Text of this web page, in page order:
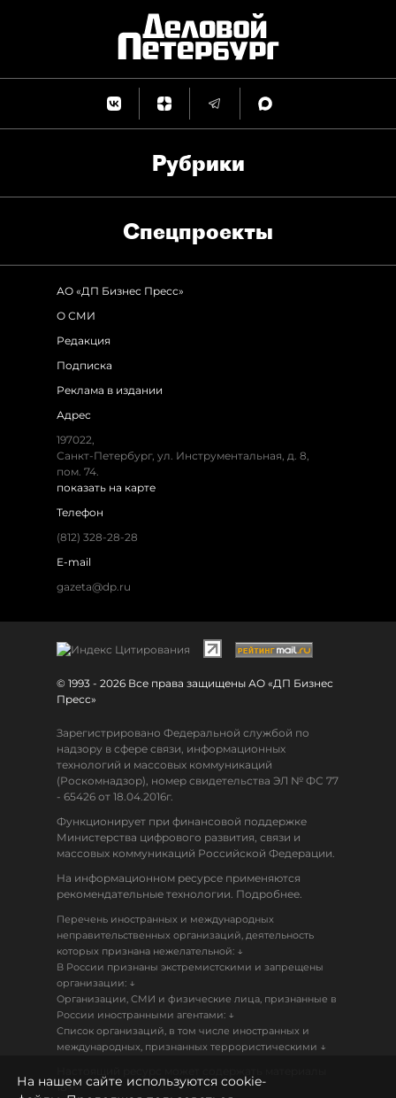
Рубрики
Спец­проекты
АО «ДП Бизнес Пресс»
О СМИ
Редакция
Подписка
Реклама в издании
Адрес
197022,
Санкт-Петербург, ул. Инструментальная, д. 8,
пом. 74.
показать на карте
Телефон
(812) 328-28-28
E-mail
gazeta@dp.ru
© 1993 - 2026 Все права защищены АО «ДП Бизнес
Пресс»
Зарегистрировано Федеральной службой по
надзору в сфере связи, информационных
технологий и массовых коммуникаций
(Роскомнадзор), номер свидетельства ЭЛ № ФС 77
- 65426 от 18.04.2016г.
Функционирует при финансовой поддержке
Министерства цифрового развития, связи и
массовых коммуникаций Российской Федерации.
На информационном ресурсе применяются
рекомендательные технологии. Подробнее.
Перечень иностранных и международных
неправительственных организаций, деятельность
которых признана нежелательной: ↓
В России признаны экстремистскими и запрещены
организации: ↓
Организации, СМИ и физические лица, признанные в
России иностранными агентами: ↓
Список организаций, в том числе иностранных и
международных, признанных террористическими ↓
18+
На нашем сайте используются cookie-